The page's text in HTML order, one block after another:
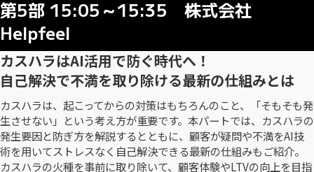
第5部 15:05～15:35 株式会社
Helpfeel
カスハラはAI活用で防ぐ時代へ！
自己解決で不満を取り除ける最新の仕組みとは
カスハラは、起こってからの対策はもちろんのこと、「そもそも発
生させない」という考え方が重要です。本パートでは、カスハラの
発生要因と防ぎ方を解説するとともに、顧客が疑問や不満をAI技
術を用いてストレスなく自己解決できる最新の仕組みもご紹介。
カスハラの火種を事前に取り除いて、顧客体験やLTVの向上を目指